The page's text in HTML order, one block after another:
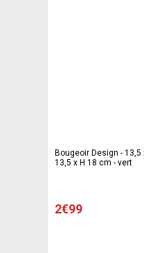
Bougeoir Design - 13,5
13,5 x H 18 cm - vert
2€99